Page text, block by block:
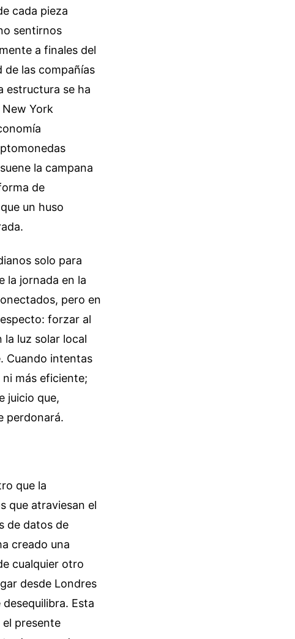
cada pieza
sentirnos
a finales del
de las compañías
estructura se ha
York
la campana
de
un huso
solo para
la jornada en la
pero en
forzar al
luz solar local
Cuando intentas
más eficiente;
juicio que,
perdonará.
que la
que atraviesan el
de datos de
creado una
cualquier otro
desde Londres
Esta
el presente